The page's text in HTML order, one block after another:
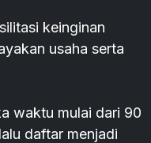
keinginan
usaha serta
waktu mulai dari 90
daftar menjadi